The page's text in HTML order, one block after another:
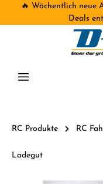
🔥 Wöchentlich neue
Deals
RC Produkte RC
Ladegut